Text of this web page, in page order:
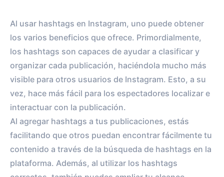
Al usar hashtags en Instagram, uno puede obtener
los varios beneficios que ofrece. Primordialmente,
los hashtags son capaces de ayudar a clasificar y
organizar cada publicación, haciéndola mucho más
visible para otros usuarios de Instagram. Esto, a su
vez, hace más fácil para los espectadores localizar e
interactuar con la publicación.
Al agregar hashtags a tus publicaciones, estás
facilitando que otros puedan encontrar fácilmente tu
contenido a través de la búsqueda de hashtags en la
plataforma. Además, al utilizar los hashtags